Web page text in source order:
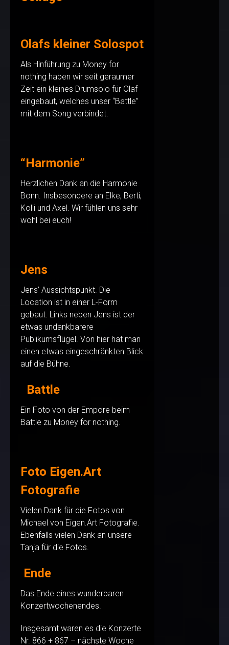
Olafs kleiner Solospot
Als Hinführung zu Money for
nothing haben wir seit geraumer
Zeit ein kleines Drumsolo für Olaf
eingebaut, welches unser “Battle”
mit dem Song verbindet.
“Harmonie”
Herzlichen Dank an die Harmonie
Bonn. Insbesondere an Elke, Berti,
Kolli und Axel. Wir fühlen uns sehr
wohl bei euch!
Jens
Jens’ Aussichtspunkt. Die
Location ist in einer L-Form
gebaut. Links neben Jens ist der
etwas undankbarere
Publikumsflügel. Von hier hat man
einen etwas eingeschränkten Blick
auf die Bühne.
Battle
Ein Foto von der Empore beim
Battle zu Money for nothing.
Foto Eigen.Art
Fotografie
Vielen Dank für die Fotos von
Michael von Eigen.Art Fotografie.
Ebenfalls vielen Dank an unsere
Tanja für die Fotos.
Ende
Das Ende eines wunderbaren
Konzertwochenendes.
Insgesamt waren es die Konzerte
Nr. 866 + 867 – nächste Woche